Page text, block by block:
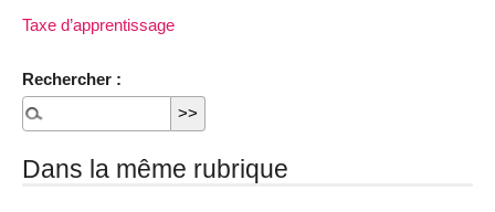
Taxe d’apprentissage
Rechercher :
Dans la même rubrique